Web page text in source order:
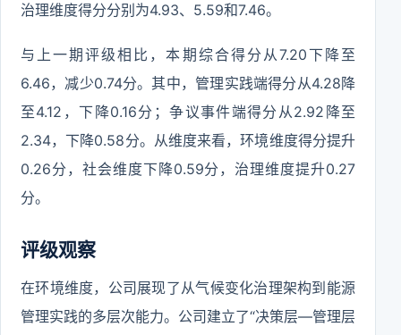
治理维度得分分别为4.93、5.59和7.46。
与上一期评级相比，本期综合得分从7.20下降至
6.46，减少0.74分。其中，管理实践端得分从4.28降
至4.12，下降0.16分；争议事件端得分从2.92降至
2.34，下降0.58分。从维度来看，环境维度得分提升
0.26分，社会维度下降0.59分，治理维度提升0.27
分。
评级观察
在环境维度，公司展现了从气候变化治理架构到能源
管理实践的多层次能力。公司建立了“决策层—管理层